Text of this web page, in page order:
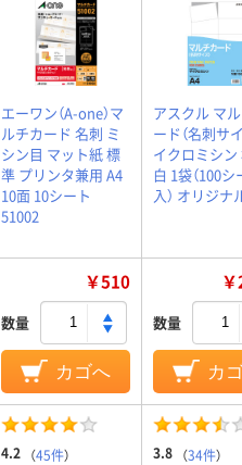
エーワン（A-one）マ
ルチカード 名刺 ミ
シン目 マット紙 標
準 プリンタ兼用 A4
10面 10シート
51002
アスクル マ
ード（名刺サ
イクロミシン
白 1袋（100シ
入） オリジナ
￥510
数量
カゴへ
数量
カ
4.2 （45件） 3.8 （34件）